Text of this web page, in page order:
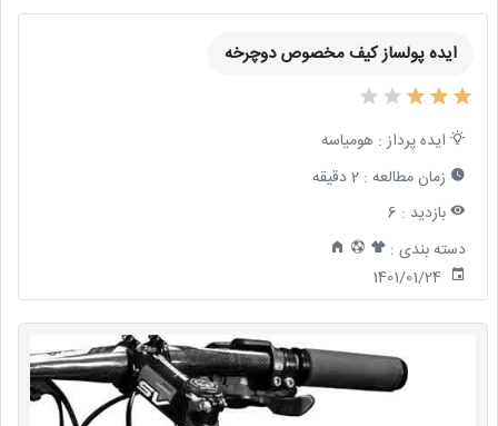
مجله هومیاسه
ایده پولساز کیف مخصوص دوچرخه
ایده پرداز :هومیاسه
زمان مطالعه :2 دقیقه
بازدید : 6
دسته بندی :
1401/01/24